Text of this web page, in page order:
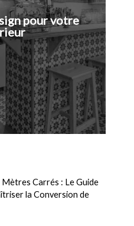
pour votre
Carrés : Le Guide
la Conversion de